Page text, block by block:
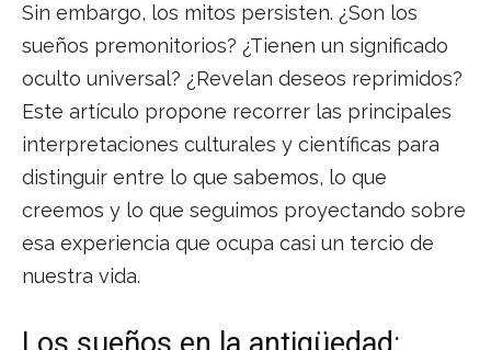
Sin embargo, los mitos persisten. ¿Son los
sueños premonitorios? ¿Tienen un significado
oculto universal? ¿Revelan deseos reprimidos?
Este artículo propone recorrer las principales
interpretaciones culturales y científicas para
distinguir entre lo que sabemos, lo que
creemos y lo que seguimos proyectando sobre
esa experiencia que ocupa casi un tercio de
nuestra vida.